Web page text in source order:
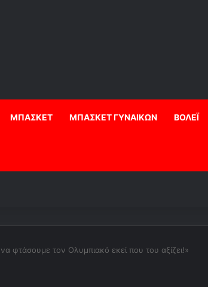
ΜΠΑΣΚΕΤ ΜΠΑΣΚΕΤ ΓΥΝΑΙΚΩΝ ΒΟΛΕΪ
φτάσουμε τον Ολυμπιακό εκεί που του αξίζει!»